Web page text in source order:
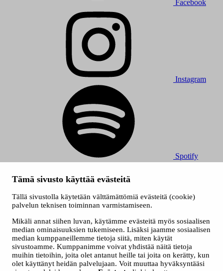
Tämä sivusto käyttää evästeitä
Tällä sivustolla käytetään välttämättömiä evästeitä (cookie)
palvelun teknisen toiminnan varmistamiseen.
Mikäli annat siihen luvan, käytämme evästeitä myös sosiaalisen
median ominaisuuksien tukemiseen. Lisäksi jaamme sosiaalisen
median kumppaneillemme tietoja siitä, miten käytät
sivustoamme. Kumppanimme voivat yhdistää näitä tietoja
muihin tietoihin, joita olet antanut heille tai joita on kerätty, kun
olet käyttänyt heidän palvelujaan. Voit muuttaa hyväksyntääsi
Facebook
Instagram
Spotify
Kaikki oikeudet muutoksiin pidätetään.
Saavutettavuusseloste
Tietosuojaselosteet